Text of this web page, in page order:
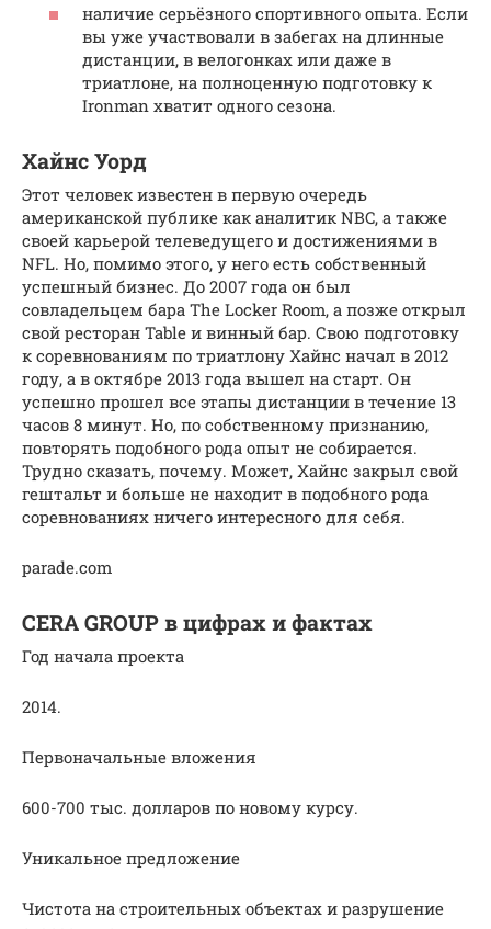
наличие серьёзного спортивного опыта. Если
вы уже участвовали в забегах на длинные
дистанции, в велогонках или даже в
триатлоне, на полноценную подготовку к
Ironman хватит одного сезона.
Хайнс Уорд
Этот человек известен в первую очередь
американской публике как аналитик NBC, а также
своей карьерой телеведущего и достижениями в
NFL. Но, помимо этого, у него есть собственный
успешный бизнес. До 2007 года он был
совладельцем бара The Locker Room, а позже открыл
свой ресторан Table и винный бар. Свою подготовку
к соревнованиям по триатлону Хайнс начал в 2012
году, а в октябре 2013 года вышел на старт. Он
успешно прошел все этапы дистанции в течение 13
часов 8 минут. Но, по собственному признанию,
повторять подобного рода опыт не собирается.
Трудно сказать, почему. Может, Хайнс закрыл свой
гештальт и больше не находит в подобного рода
соревнованиях ничего интересного для себя.
parade.com
CERA GROUP в цифрах и фактах
Год начала проекта
2014.
Первоначальные вложения
600-700 тыс. долларов по новому курсу.
Уникальное предложение
Чистота на строительных объектах и разрушение